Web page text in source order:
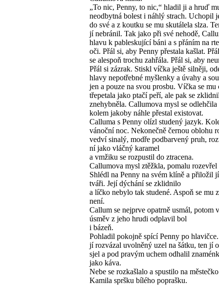
„To nic, Penny, to nic,“ hladil ji a hruď
neodbytná bolest i náhlý strach. Uchopil
do své a z koutku se mu skutálela slza.
jí nebránil. Tak jako při své nehodě,
hlavu k pableskující báni a s přáním na
oči. Přál si, aby Penny přestala kašlat.
se alespoň trochu zahřála. Přál si, aby
Přál si zázrak. Stiskl víčka ještě silněji,
hlavy nepotřebné myšlenky a úvahy a
jen a pouze na svou prosbu. Víčka se
třepetala jako ptačí peří, ale pak se
znehybněla. Callumova mysl se odlehčila
kolem jakoby náhle přestal existovat.
Calluma s Penny olízl studený jazyk.
vánoční noc. Nekonečně černou oblohu
vedví sinalý, modře podbarvený pruh,
ní jako vláčný karamel
a vmžiku se rozpustil do ztracena.
Callumova mysl ztěžkla, pomalu rozevřel
Shlédl na Penny na svém klíně a přiložil
tváři. Její dýchání se zklidnilo
a líčko nebylo tak studené. Aspoň se mu
není.
Callum se nejprve opatrně usmál, potom
úsměv z jeho hrudi odplavil bol
i bázeň.
Pohladil pokojně spící Penny po
jí rozvázal uvolněný uzel na šátku, ten jí
sjel a pod pravým uchem odhalil
jako káva.
Nebe se rozkašlalo a spustilo na
Kamila spršku bílého poprašku.